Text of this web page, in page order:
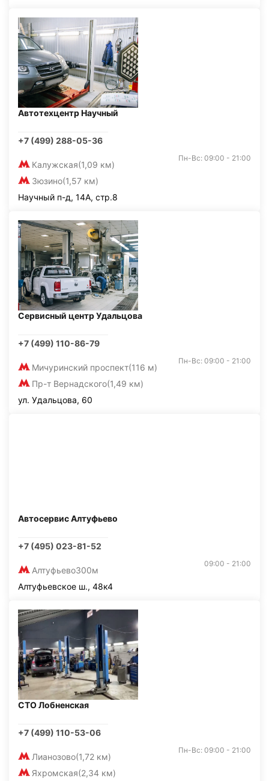
Автотехцентр Научный
+7 (499) 288-05-36
Калужская(1,09 км)
Зюзино(1,57 км)
Пн-Вс: 09:00 - 21:00
Научный п-д, 14А, стр.8
Сервисный центр Удальцова
+7 (499) 110-86-79
Мичуринский проспект(116 м)
Пр-т Вернадского(1,49 км)
Пн-Вс: 09:00 - 21:00
ул. Удальцова, 60
Автосервис Алтуфьево
+7 (495) 023-81-52
Алтуфьево300м
09:00 - 21:00
Алтуфьевское ш., 48к4
СТО Лобненская
+7 (499) 110-53-06
Лианозово(1,72 км)
Яхромская(2,34 км)
Пн-Вс: 09:00 - 21:00